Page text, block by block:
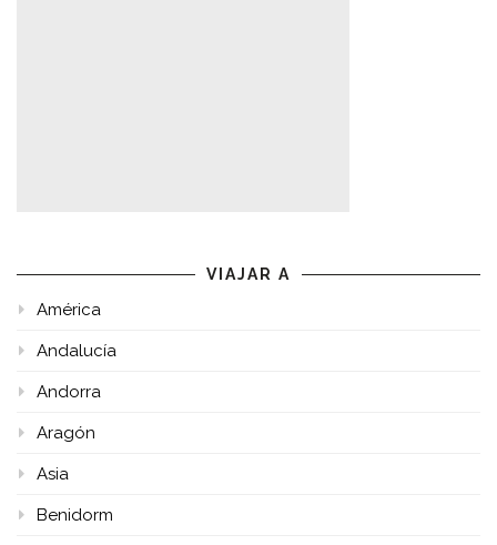
VIAJAR A
América
Andalucía
Andorra
Aragón
Asia
Benidorm